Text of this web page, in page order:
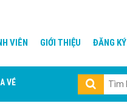
VIÊN GIỚI THIỆU ĐĂNG KÝ
VÉ